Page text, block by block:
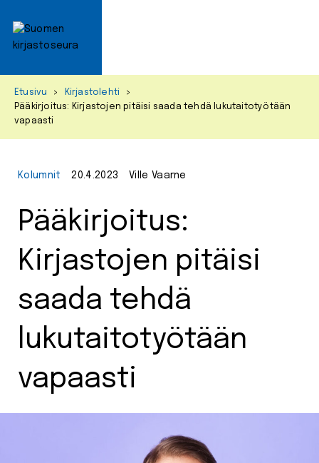
Etusivu > Kirjastolehti
>
Pääkirjoitus: Kirjastojen pitäisi saada tehdä lukutaitotyötään
vapaasti
Kolumnit 20.4.2023 Ville Vaarne
Pääkirjoitus:
Kirjastojen pitäisi
saada tehdä
lukutaitotyötään
vapaasti